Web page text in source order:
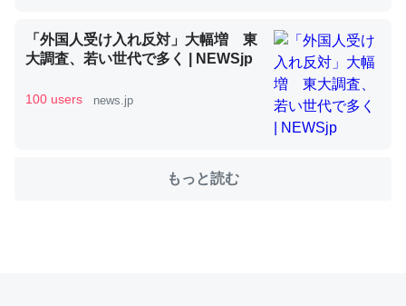
─ニュース :: 【研究発表】昆虫学の大問題＝「昆虫はなぜ海にいな
いのか」に関する新仮説
ちぼちRingも置こうかと画策中。あと、Googleマップで
「外国人受け入れ反対」大幅増 東
大調査、若い世代で多く | NEWSjp
100 users news.jp
もっと読む